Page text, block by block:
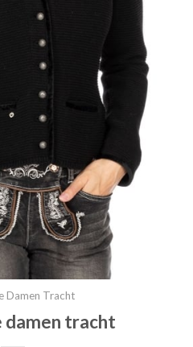
Damen Tracht
tracht